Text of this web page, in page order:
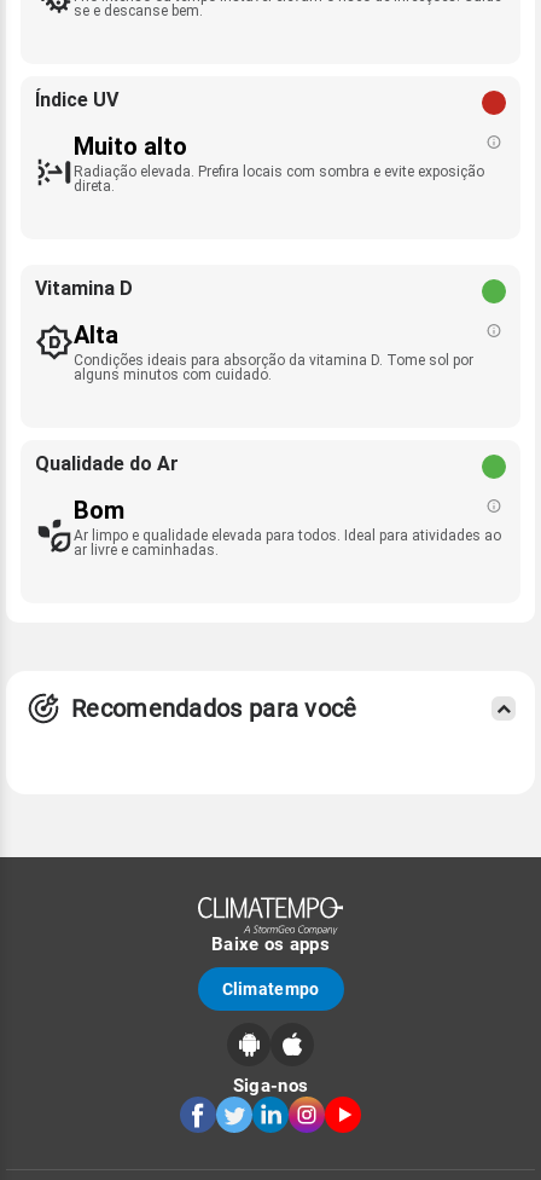
se e descanse bem.
Índice UV
Muito alto
Radiação elevada. Prefira locais com sombra e evite exposição
direta.
Vitamina D
Alta
Condições ideais para absorção da vitamina D. Tome sol por
alguns minutos com cuidado.
Qualidade do Ar
Bom
Ar limpo e qualidade elevada para todos. Ideal para atividades ao
ar livre e caminhadas.
Recomendados para você
Baixe os apps
Climatempo
Siga-nos